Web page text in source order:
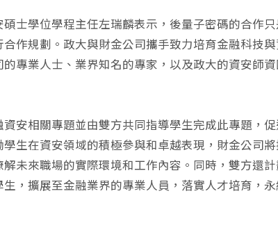
士學位學程主任左瑞麟表示，後量子密碼的合作
作規劃。政大與財金公司攜手致力培育金融科技
專業人士、業界知名的專家，以及政大的資安師
安相關專題並由雙方共同指導學生完成此專題，
生在資安領域的積極參與和卓越表現，財金公司
未來職場的實際環境和工作內容。同時，雙方還
，擴展至金融業界的專業人員，落實人才培育，